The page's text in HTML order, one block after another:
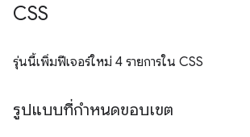
CSS
รุ่นนี้เพิ่มฟีเจอร์ใหม่ 4 รายการใน CSS
รูปแบบที่กำหนดขอบเขต